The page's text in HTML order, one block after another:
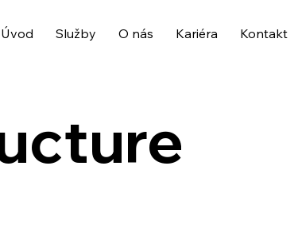
Úvod Služby O nás Kariéra Kontakt